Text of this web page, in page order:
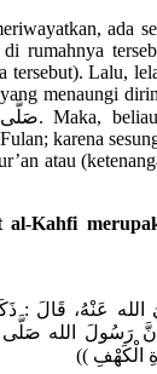
rumahnya
tersebut). Lalu,
menaungi
karena
atau
Kahfi
عَنْهُ، قَالَ :
أَنَّ رَسُولَ الله
الْكَهْفِ ))